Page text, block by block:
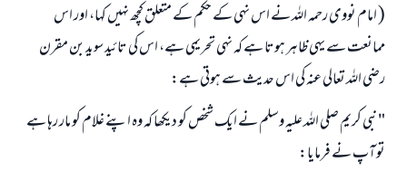
( امام نووى رحمہ اللہ نے اس نہى كے حكم كے متعلق كچھ نہيں كہا، اور اس
ممانعت سے يہى ظاہر ہوتا ہے كہ نہى تحريمى ہے، اس كى تائيد سويد بن مقرن
رضى اللہ تعالى عنہ كى اس حديث سے ہوتى ہے:
" نبى كريم صلى اللہ عليہ وسلم نے ايك شخص كو ديكھا كہ وہ اپنے غلام كو مار رہا ہے
تو آپ نے فرمايا: